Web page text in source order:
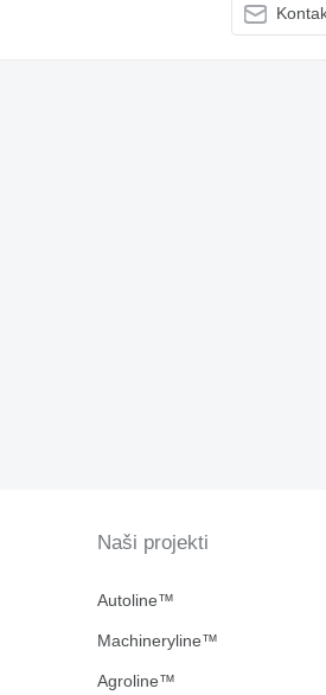
Naši projekti
Autoline™
Machineryline™
Agroline™